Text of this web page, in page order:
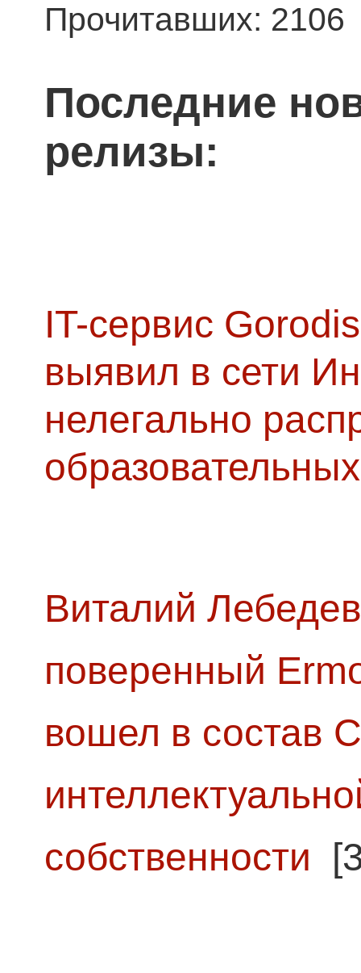
Прочитавших: 2106
Последние
релизы:
IT-сервис
выявил в сети
нелегально
Виталий
поверенный
вошел в состав
собственности